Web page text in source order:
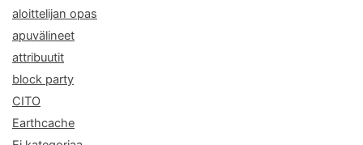
aloittelijan opas
apuvälineet
attribuutit
block party
CITO
Earthcache